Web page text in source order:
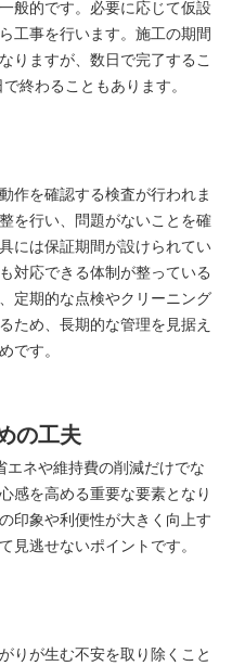
般的です。必要に応じて仮設
工事を行います。施工の期間
りますが、数日で完了するこ
終わることもあります。
作を確認する検査が行われま
を行い、問題がないことを確
には保証期間が設けられてい
対応できる体制が整っている
定期的な点検やクリーニング
ため、長期的な管理を見据え
です。
の工夫
エネや維持費の削減だけでな
感を高める重要な要素となり
印象や利便性が大きく向上す
見逃せないポイントです。
りが生む不安を取り除くこと